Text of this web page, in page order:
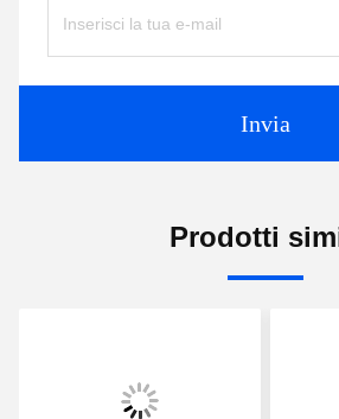
Invia
Prodotti